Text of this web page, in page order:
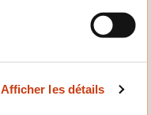
Afficher les détails